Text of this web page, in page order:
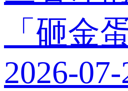
「砸金
2026-